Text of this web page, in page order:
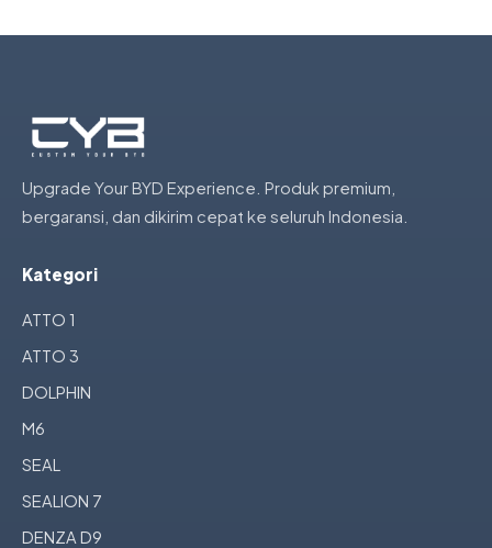
Upgrade Your BYD Experience. Produk premium,
bergaransi, dan dikirim cepat ke seluruh Indonesia.
Kategori
ATTO 1
ATTO 3
DOLPHIN
M6
SEAL
SEALION 7
DENZA D9